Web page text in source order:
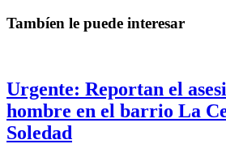
Tambíen le puede interesar
Urgente: Reportan el
hombre en el barrio La
Soledad